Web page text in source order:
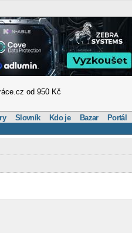
od 950 Kč
Slovník Kdo je Bazar Portál